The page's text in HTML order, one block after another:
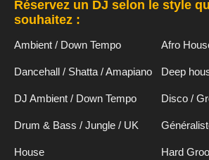
Réservez un DJ selon le style
souhaitez :
Ambient / Down Tempo Afro
Dancehall / Shatta / Amapiano Deep
DJ Ambient / Down Tempo Disco /
Drum & Bass / Jungle / UK
House Hard